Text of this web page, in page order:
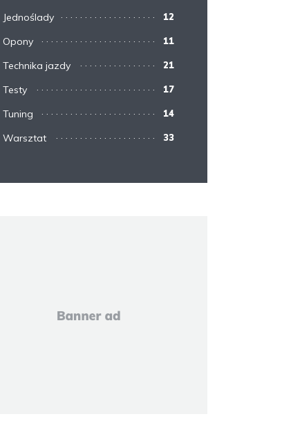
Jednoślady 12
Opony 11
Technika jazdy 21
Testy 17
Tuning 14
Warsztat 33